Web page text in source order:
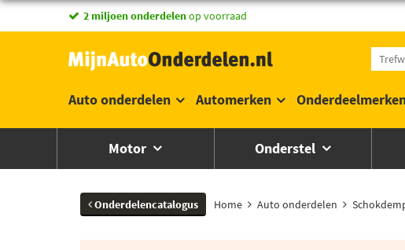
2 miljoen onderdelenop voorraad
Auto onderdelen Automerken
Motor Onderstel
Onderdelencatalogus Home Auto onderdelen